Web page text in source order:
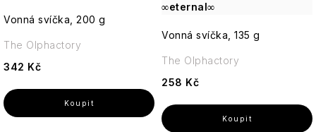
Vonná svíčka, 200 g
342 Kč
The Olphactory
∞eternal∞
Vonná svíčka, 135 g
258 Kč
The Olphactory